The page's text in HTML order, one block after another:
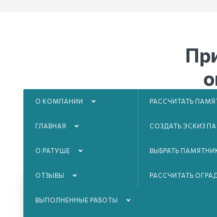
О КОМПАНИИ
ГЛАВНАЯ
О РАТУШЕ
ОТЗЫВЫ
ВЫПОЛНЕННЫЕ РАБОТЫ
РАССЧИТАТЬ
СОЗДАТЬ ЭСКИЗ
ВЫБРАТЬ
РАССЧИТАТЬ